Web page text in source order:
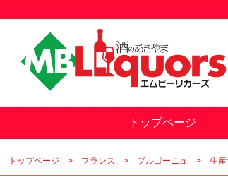
トップページ
トップページ フランス ブルゴーニュ 生産